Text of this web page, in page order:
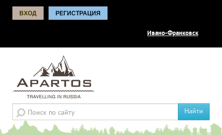
ВХОД РЕГИСТРАЦИЯ
Ивано-Франковск
Найти